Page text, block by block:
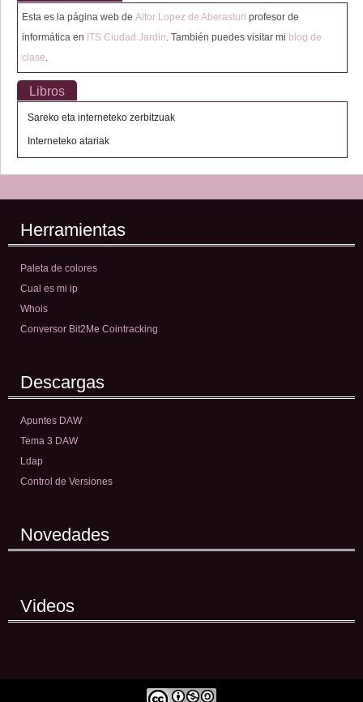
Esta es la página web de Aitor Lopez de Aberasturi profesor de
informática en ITS Ciudad Jardin. También puedes visitar mi blog de
clase.
Libros
Sareko eta interneteko zerbitzuak
Interneteko atariak
Herramientas
Paleta de colores
Cual es mi ip
Whois
Conversor Bit2Me Cointracking
Descargas
Apuntes DAW
Tema 3 DAW
Ldap
Control de Versiones
Novedades
Videos